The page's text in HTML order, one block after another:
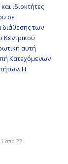
ιδιοκτήτες
σε
διάθεσης των
Κεντρικού
αυτή
Κατεχόμενων
Η
από 22